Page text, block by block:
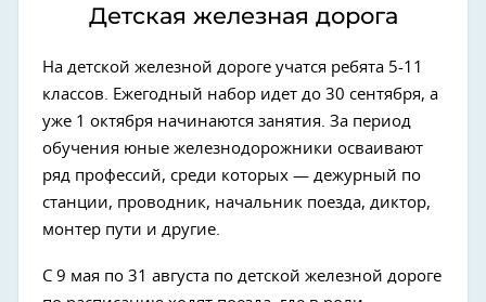
Детская железная дорога
На детской железной дороге учатся ребята 5-11
классов. Ежегодный набор идет до 30 сентября, а
уже 1 октября начинаются занятия. За период
обучения юные железнодорожники осваивают
ряд профессий, среди которых — дежурный по
станции, проводник, начальник поезда, диктор,
монтер пути и другие.
С 9 мая по 31 августа по детской железной дороге